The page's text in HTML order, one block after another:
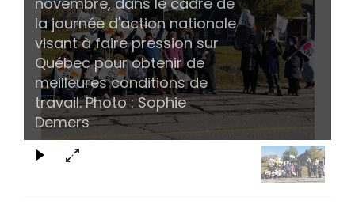
la journée d'action nationale
visant à faire pression sur
Québec pour obtenir de
meilleures conditions de
travail. Photo : Sophie
Demers